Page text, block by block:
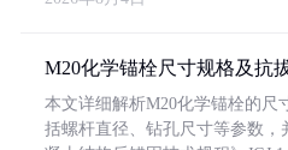
M20化学锚栓尺寸规格及抗
本文详细解析M20化学锚栓的尺
括螺杆直径、钻孔尺寸等参数，